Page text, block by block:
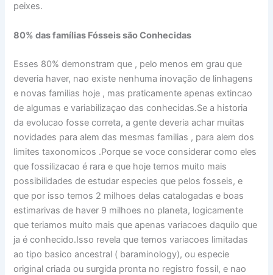
peixes.
80% das famílias Fósseis são Conhecidas
Esses 80% demonstram que , pelo menos em grau que
deveria haver, nao existe nenhuma inovação de linhagens
e novas familias hoje , mas praticamente apenas extincao
de algumas e variabilizaçao das conhecidas.Se a historia
da evolucao fosse correta, a gente deveria achar muitas
novidades para alem das mesmas familias , para alem dos
limites taxonomicos .Porque se voce considerar como eles
que fossilizacao é rara e que hoje temos muito mais
possibilidades de estudar especies que pelos fosseis, e
que por isso temos 2 milhoes delas catalogadas e boas
estimarivas de haver 9 milhoes no planeta, logicamente
que teriamos muito mais que apenas variacoes daquilo que
ja é conhecido.Isso revela que temos variacoes limitadas
ao tipo basico ancestral ( baraminology), ou especie
original criada ou surgida pronta no registro fossil, e nao